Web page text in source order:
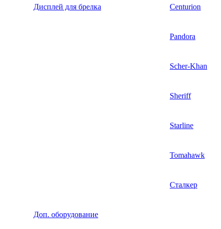
Дисплей для брелка Centurion
Pandora
Scher-Khan
Sheriff
Starline
Tomahawk
Сталкер
Доп. оборудование